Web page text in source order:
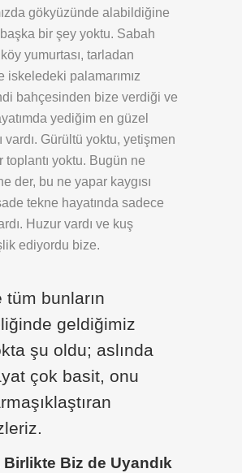
gökyüzünde alabildiğine
bir şey yoktu. Sabah
yumurtası, tarladan
iskeledeki palamarımız
bahçesinden bize verdiği ve
yediğim en güzel
vardı. Gürültü yoktu, yetişmen
toplantı yoktu. Bugün ne
der, bu ne yapar kaygısı
tekne hayatında sadece
Huzur vardı ve kuş
ediyordu bize.
tüm bunların
geldiğimiz
şu oldu; aslında
çok basit, onu
Biz de Uyandık